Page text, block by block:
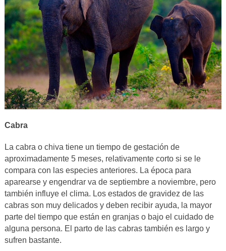
Cabra
La cabra o chiva tiene un tiempo de gestación de
aproximadamente 5 meses, relativamente corto si se le
compara con las especies anteriores. La época para
aparearse y engendrar va de septiembre a noviembre, pero
también influye el clima. Los estados de gravidez de las
cabras son muy delicados y deben recibir ayuda, la mayor
parte del tiempo que están en granjas o bajo el cuidado de
alguna persona. El parto de las cabras también es largo y
sufren bastante.